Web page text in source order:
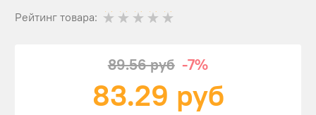
Рейтинг товара:
89.56 руб -7%
83.29 руб